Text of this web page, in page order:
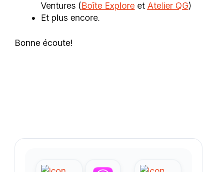
Ventures (Boîte Explore et Atelier QG)
Et plus encore.
Bonne écoute!